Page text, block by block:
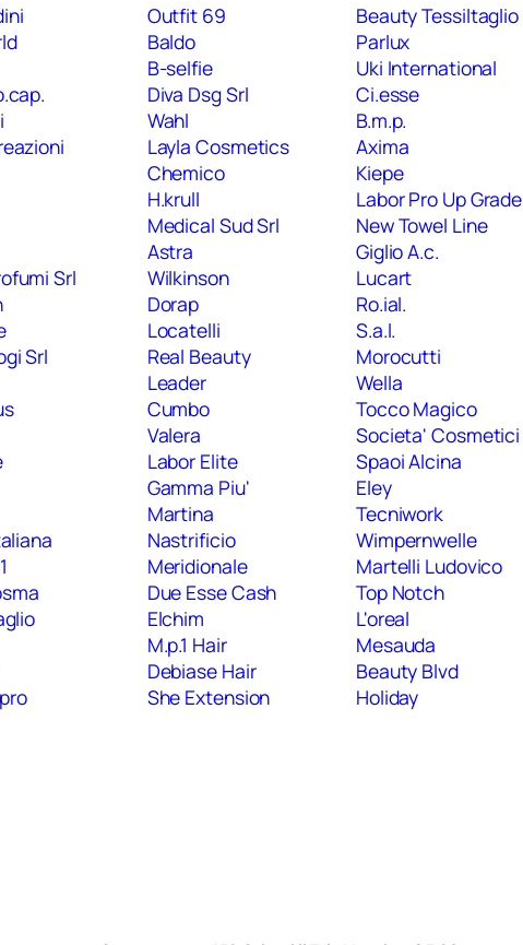
Srl
Srl
Outfit 69
Baldo
B-selfie
Diva Dsg Srl
Wahl
Layla Cosmetics
Chemico
H.krull
Medical Sud Srl
Astra
Wilkinson
Dorap
Locatelli
Real Beauty
Leader
Cumbo
Valera
Labor Elite
Gamma Piu'
Martina
Nastrificio
Meridionale
Due Esse Cash
Elchim
M.p.1 Hair
Debiase Hair
She Extension
Beauty Tessiltaglio
Parlux
Uki International
Ci.esse
B.m.p.
Axima
Kiepe
Labor Pro Up Grade
New Towel Line
Giglio A.c.
Lucart
Ro.ial.
S.a.l.
Morocutti
Wella
Tocco Magico
Societa' Cosmetici
Spaoi Alcina
Eley
Tecniwork
Wimpernwelle
Martelli Ludovico
Top Notch
L'oreal
Mesauda
Beauty Blvd
Holiday